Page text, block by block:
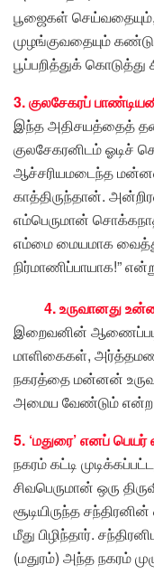
பூஜைகள்
முழங்குவதையும் கண்டு
பூப்பறித்துக்
3. குலசேகரப்
இந்த அதிசயத்தைத்
குலசேகரனிடம் ஓடிச்
ஆச்சரியமடைந்த
காத்திருந்தான்.
எம்பெருமான்
எம்மை மையமாக
நிர்மாணிப்பாயாக!”
4. உருவானது
இறைவனின்
மாளிகைகள்,
நகரத்தை மன்னன்
அமைய வேண்டும் என்ற
5. ‘மதுரை’ எனப்
நகரம் கட்டி
சிவபெருமான் ஒரு
சூடியிருந்த
மீது பிழிந்தார்.
(மதுரம்) அந்த நகரம்